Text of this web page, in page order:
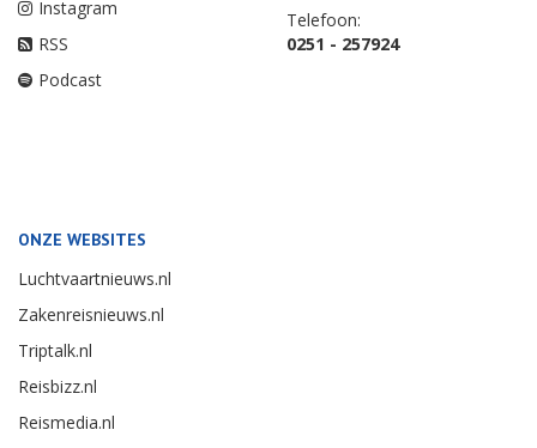
Instagram
RSS
Podcast
Telefoon:
0251 - 257924
ONZE WEBSITES
Luchtvaartnieuws.nl
Zakenreisnieuws.nl
Triptalk.nl
Reisbizz.nl
Reismedia.nl